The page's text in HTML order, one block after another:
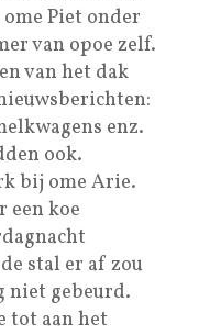
Piet onder
van opoe zelf.
van het dak
enz.
ook.
bij ome Arie.
een koe
stal er af zou
niet gebeurd.
tot aan het